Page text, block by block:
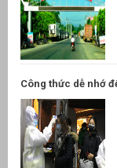
Công thức dễ nhớ